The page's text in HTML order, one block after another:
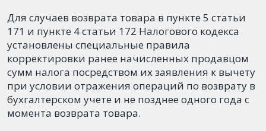
Для случаев возврата товара в пункте 5 статьи
171 и пункте 4 статьи 172 Налогового кодекса
установлены специальные правила
корректировки ранее начисленных продавцом
сумм налога посредством их заявления к вычету
при условии отражения операций по возврату в
бухгалтерском учете и не позднее одного года с
момента возврата товара.